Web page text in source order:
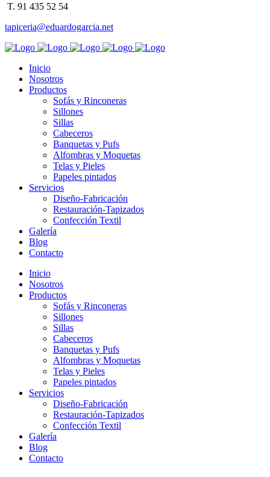
T. 91 435 52 54
tapiceria@eduardogarcia.net
Inicio
Nosotros
Productos
Sofás y Rinconeras
Sillones
Sillas
Cabeceros
Banquetas y Pufs
Alfombras y Moquetas
Telas y Pieles
Papeles pintados
Servicios
Diseño-Fabricación
Restauración-Tapizados
Confección Textil
Galería
Blog
Contacto
Inicio
Nosotros
Productos
Sofás y Rinconeras
Sillones
Sillas
Cabeceros
Banquetas y Pufs
Alfombras y Moquetas
Telas y Pieles
Papeles pintados
Servicios
Diseño-Fabricación
Restauración-Tapizados
Confección Textil
Galería
Blog
Contacto